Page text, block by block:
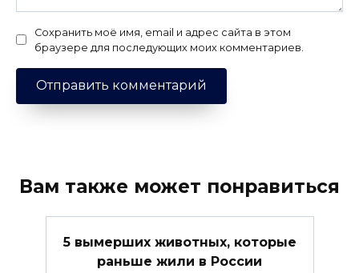
Сохранить моё имя, email и адрес сайта в этом
браузере для последующих моих комментариев.
Вам также может понравиться
5 вымерших животных, которые
раньше жили в России